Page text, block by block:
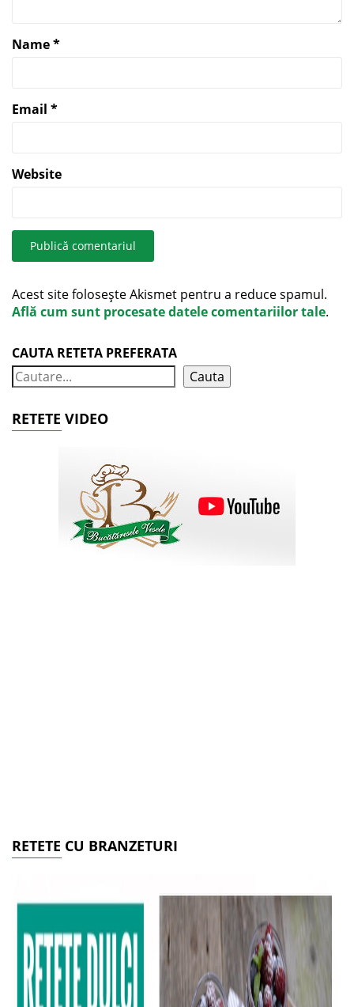
Name*
Email *
Website
Acest site folosește Akismet pentru a reduce spamul.
Află cum sunt procesate datele comentariilor tale.
CAUTA RETETA PREFERATA
Cauta
RETETE VIDEO
RETETE CU BRANZETURI